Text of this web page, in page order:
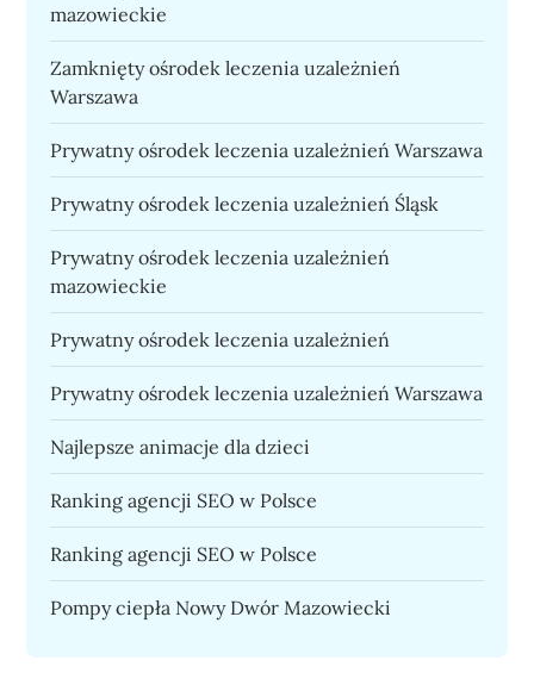
mazowieckie
Zamknięty ośrodek leczenia uzależnień
Warszawa
Prywatny ośrodek leczenia uzależnień Warszawa
Prywatny ośrodek leczenia uzależnień Śląsk
Prywatny ośrodek leczenia uzależnień
mazowieckie
Prywatny ośrodek leczenia uzależnień
Prywatny ośrodek leczenia uzależnień Warszawa
Najlepsze animacje dla dzieci
Ranking agencji SEO w Polsce
Ranking agencji SEO w Polsce
Pompy ciepła Nowy Dwór Mazowiecki